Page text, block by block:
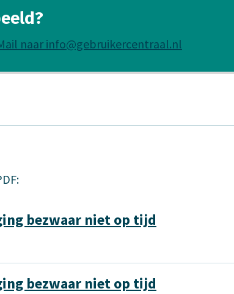
naar info@gebruikercentraal.nl
bezwaar niet op tijd
bezwaar niet op tijd